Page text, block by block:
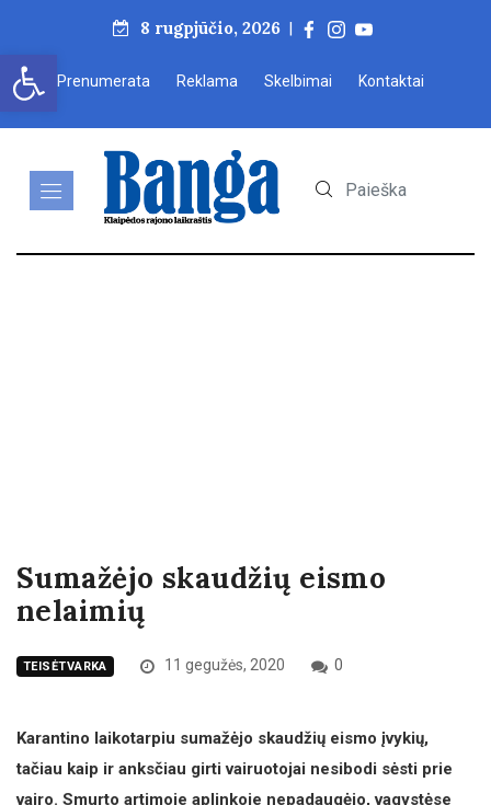
Open toolbar
8 rugpjūčio, 2026 |
Prenumerata Reklama Skelbimai Kontaktai
Sumažėjo skaudžių eismo
nelaimių
TEISĖTVARKA 11 gegužės, 2020 0
Karantino laikotarpiu sumažėjo skaudžių eismo įvykių,
tačiau kaip ir anksčiau girti vairuotojai nesibodi sėsti prie
vairo. Smurto artimoje aplinkoje nepadaugėjo, vagystėse